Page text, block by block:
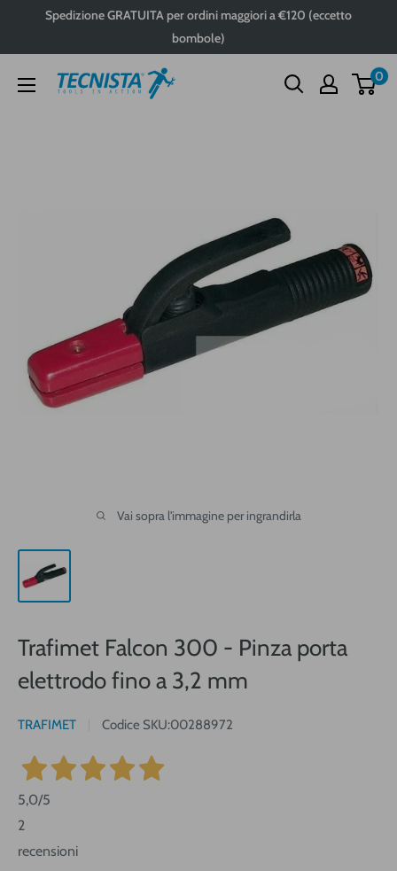
Spedizione GRATUITA per ordini maggiori a €120 (eccetto
bombole)
Tecnista 0
Vai sopra l'immagine per ingrandirla
Trafimet Falcon 300 - Pinza porta
elettrodo fino a 3,2 mm
TRAFIMET Codice SKU:00288972
5,0/5
2
recensioni